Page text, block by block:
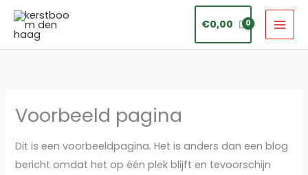
Ga
naar
de
€0,00
Voorbeeld pagina
Dit is een voorbeeldpagina. Het is anders dan een blog
bericht omdat het op één plek blijft en tevoorschijn